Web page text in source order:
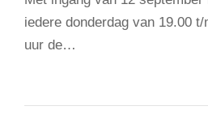
iedere donderdag van 19.00 t/
uur de…